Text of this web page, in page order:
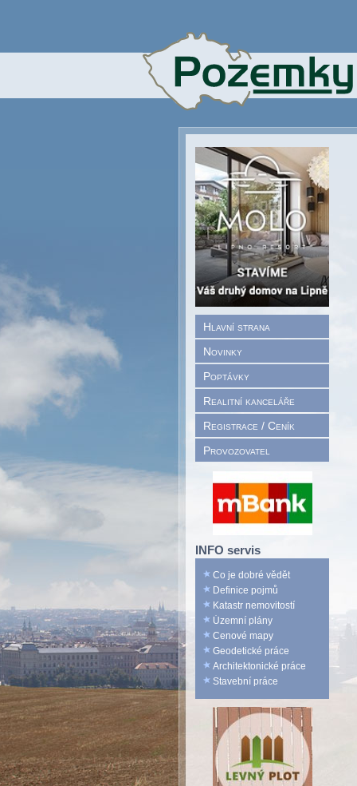
Hlavní strana
Novinky
Poptávky
Realitní kanceláře
Registrace / Ceník
Provozovatel
INFO servis
Co je dobré vědět
Definice pojmů
Katastr nemovitostí
Územní plány
Cenové mapy
Geodetické práce
Architektonické práce
Stavební práce